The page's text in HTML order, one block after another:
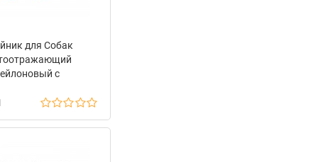
для Собак
с
Active Оранжевый